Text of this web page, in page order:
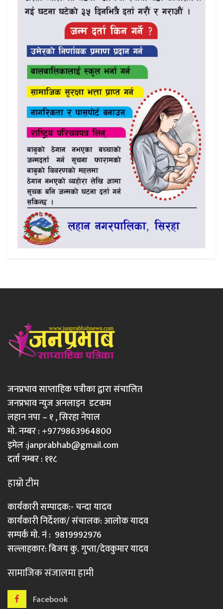
जनप्रभाव साप्ताहिक पत्रीका द्वारा संचालित
जनप्रभाव न्युज अनलाइन डटकम
लहान नपा – १ , सिरहा नेपाल
मो. नम्बर : +9779863964800
इमेल :janprabhab@gmail.com
दर्ता नम्बर : ११८
हाम्रो टीम
कार्यकारी सम्पादक:- चन्दा यादव
कार्यकारी निर्देशक/ संचालक: आलोक यादव
सम्पर्क मो. नं : 9819992976
सल्लाहकार: बिजय कु. गुप्ता/देवकुमार यादव
सामाजिक संजालमा हामी
Facebook